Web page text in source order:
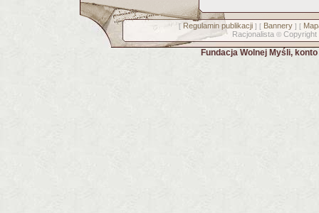
[ Regulamin publikacji] [ Bannery] [
Racjonalista © Copyright
Fundacja Wolnej Myśli,